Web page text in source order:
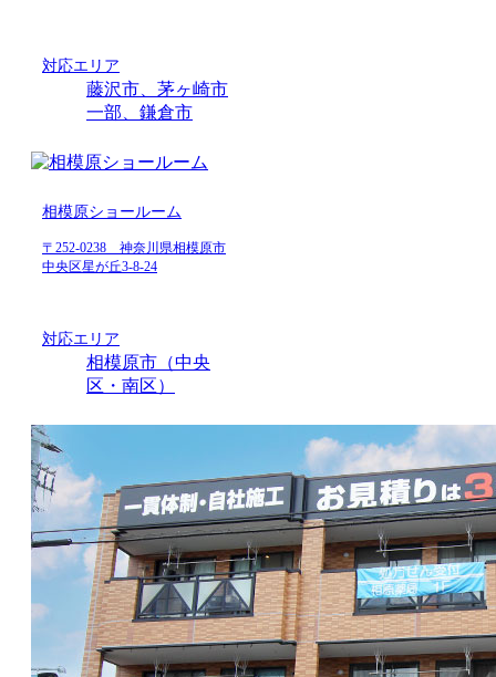
対応エリア
藤沢市、茅ヶ崎市
一部、鎌倉市
相模原ショールーム
〒252-0238 神奈川県相模原市
中央区星が丘3-8-24
対応エリア
相模原市（中央
区・南区）